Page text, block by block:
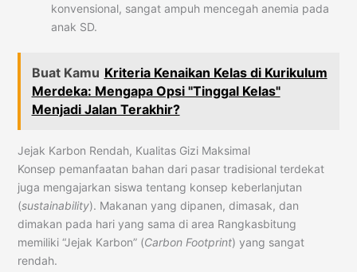
konvensional, sangat ampuh mencegah anemia pada
anak SD.
Buat Kamu Kriteria Kenaikan Kelas di Kurikulum
Merdeka: Mengapa Opsi "Tinggal Kelas"
Menjadi Jalan Terakhir?
Jejak Karbon Rendah, Kualitas Gizi Maksimal
Konsep pemanfaatan bahan dari pasar tradisional terdekat
juga mengajarkan siswa tentang konsep keberlanjutan
(sustainability). Makanan yang dipanen, dimasak, dan
dimakan pada hari yang sama di area Rangkasbitung
memiliki “Jejak Karbon” (Carbon Footprint) yang sangat
rendah.